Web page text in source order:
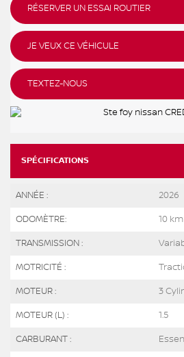
SPÉCIFICATIONS
ANNÉE : 2026
ODOMÈTRE: 10 km
TRANSMISSION :
MOTRICITÉ :
MOTEUR : 3
MOTEUR (L) : 1.5
CARBURANT :
RÉSERVER UN ESSAI ROUTIER
JE VEUX CE VÉHICULE
TEXTEZ-NOUS